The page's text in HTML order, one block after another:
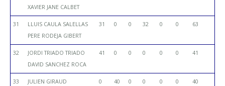
XAVIER JANE CALBET
31
LLUIS CAULA SALELLAS
PERE RODEJA GIBERT
31 0 0 32 0 0 63
32
JORDI TRIADO TRIADO
DAVID SANCHEZ ROCA
41 0 0 0 0 0 41
33
JULIEN GIRAUD
0 40 0 0 0 0 40